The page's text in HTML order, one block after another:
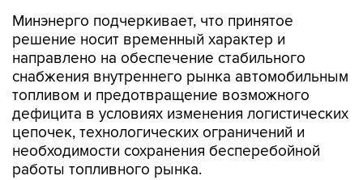
Минэнерго подчеркивает, что принятое
решение носит временный характер и
направлено на обеспечение стабильного
снабжения внутреннего рынка автомобильным
топливом и предотвращение возможного
дефицита в условиях изменения логистических
цепочек, технологических ограничений и
необходимости сохранения бесперебойной
работы топливного рынка.